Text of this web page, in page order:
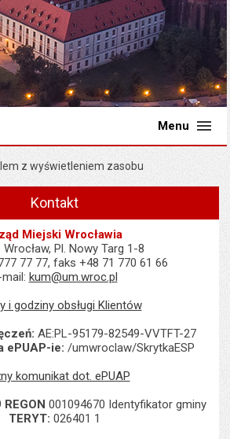
Menu
z wyświetleniem zasobu
Kontakt
Miejski Wrocławia
Pl. Nowy Targ 1-8
77 77, faks +48 71 770 61 66
kum@um.wroc.pl
i godziny obsługi Klientów
AE:PL-95179-82549-VVTFT-27
ePUAP-ie: /umwroclaw/SkrytkaESP
komunikat dot. ePUAP
REGON 001094670 Identyfikator gminy
TERYT: 026401 1